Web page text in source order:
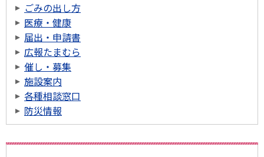
ごみの出し方
医療・健康
届出・申請書
広報たまむら
催し・募集
施設案内
各種相談窓口
防災情報